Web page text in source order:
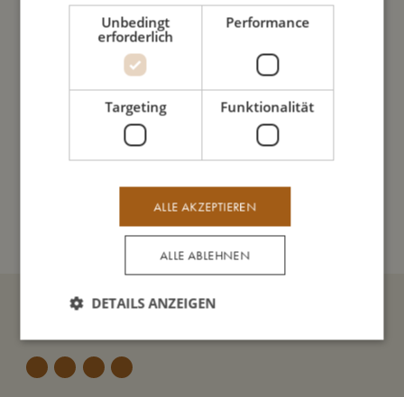
So groß bin ich
Daraus bin ich gemacht
So kannst Du mich pflegen
Unbedingt
erforderlich
Performance
Targeting Funktionalität
ALLE AKZEPTIEREN
ALLE ABLEHNEN
DETAILS ANZEIGEN